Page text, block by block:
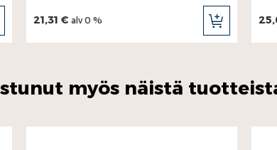
21,31 € alv 0 %
LISÄÄ
myös näistä